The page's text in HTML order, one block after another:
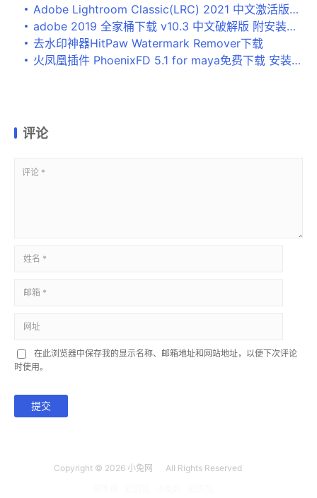
Adobe Lightroom Classic(LRC) 2021 中文激活版下载安装教程
adobe 2019 全家桶下载 v10.3 中文破解版 附安装教程
去水印神器HitPaw Watermark Remover下载
火凤凰插件 PhoenixFD 5.1 for maya免费下载 安装教程
评论
在此浏览器中保存我的显示名称、邮箱地址和网站地址，以便下次评论
时使用。
提交
Copyright © 2026 小兔网
All Rights Reserved